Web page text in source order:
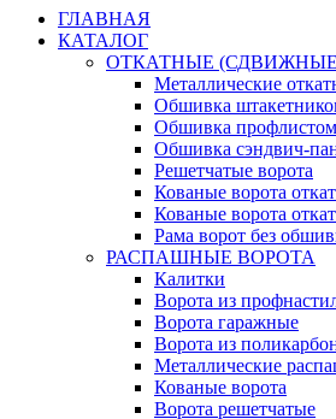
ГЛАВНАЯ
КАТАЛОГ
ОТКАТНЫЕ
Металлические
Обшивка
Обшивка профлистом
Обшивка сэндвич-
Решетчатые ворота
Кованые ворота
Кованые ворота
Рама ворот без
РАСПАШНЫЕ ВОРОТА
Калитки
Ворота из
Ворота гаражные
Ворота из
Металлические
Кованые ворота
Ворота решетчатые